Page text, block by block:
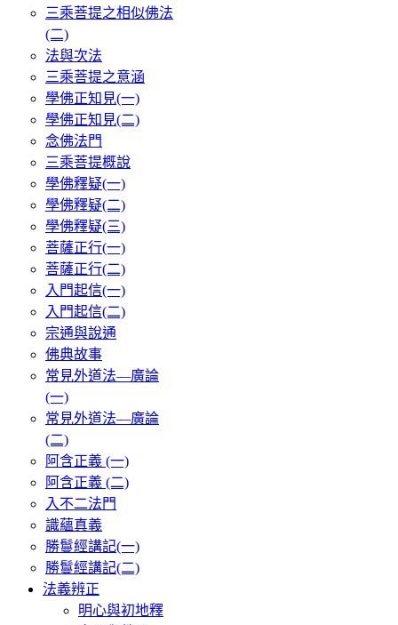
三乘菩提之相似佛法
(二)
法與次法
三乘菩提之意涵
學佛正知見(一)
學佛正知見(二)
念佛法門
三乘菩提概說
學佛釋疑(一)
學佛釋疑(二)
學佛釋疑(三)
菩薩正行(一)
菩薩正行(二)
入門起信(一)
入門起信(二)
宗通與說通
佛典故事
常見外道法—廣論
(一)
常見外道法—廣論
(二)
阿含正義 (一)
阿含正義 (二)
入不二法門
識蘊真義
勝鬘經講記(一)
勝鬘經講記(二)
法義辨正
明心與初地釋